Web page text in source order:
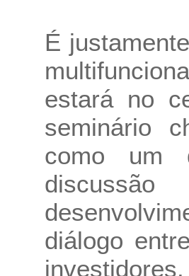
É
estará no
seminário
como um
diálogo
investidores.